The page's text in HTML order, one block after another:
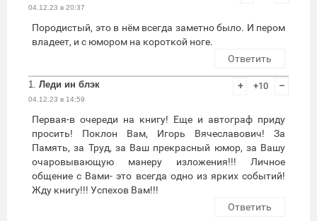
04.12.23 в 20:37
Породистый, это в нём всегда заметно было. И пером
владеет, и с юмором на короткой ноге.
Ответить
1. Леди ин блэк
04.12.23 в 14:59
+ +10 –
Первая-в очереди на книгу! Еще и автограф приду
просить! Поклон Вам, Игорь Вячеславович! За
Память, за Труд, за Ваш прекрасный юмор, за Вашу
очаровывающую манеру изложения!!! Личное
общение с Вами- это всегда одно из ярких событий!
Жду книгу!!! Успехов Вам!!!
Ответить